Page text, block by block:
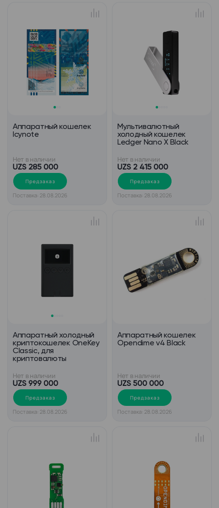
Аппаратный кошелек
Icynote
Нет в наличии
UZS 285 000
Предзаказ
Поставка: 28.08.2026
Мультивалютный
холодный кошелек
Ledger Nano X Black
Нет в наличии
UZS 2 415 000
Предзаказ
Поставка: 28.08.2026
Аппаратный холодный
криптокошелек OneKey
Classic, для
криптовалюты
Нет в наличии
UZS 999 000
Предзаказ
Поставка: 28.08.2026
Аппаратный кошелек
Opendime v4 Black
Нет в наличии
UZS 500 000
Предзаказ
Поставка: 28.08.2026